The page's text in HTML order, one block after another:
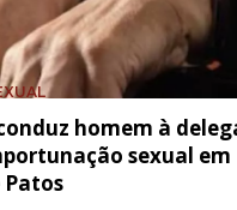
homem à
sexual em